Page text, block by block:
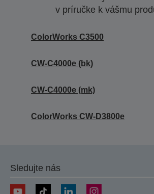
v príručke k vášmu
ColorWorks C3500
CW-C4000e (bk)
CW-C4000e (mk)
ColorWorks CW-D3800e
Sledujte nás